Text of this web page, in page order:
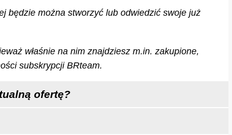
będzie można stworzyć lub odwiedzić swoje już
właśnie na nim znajdziesz m.in. zakupione,
subskrypcji BRteam.
ofertę?